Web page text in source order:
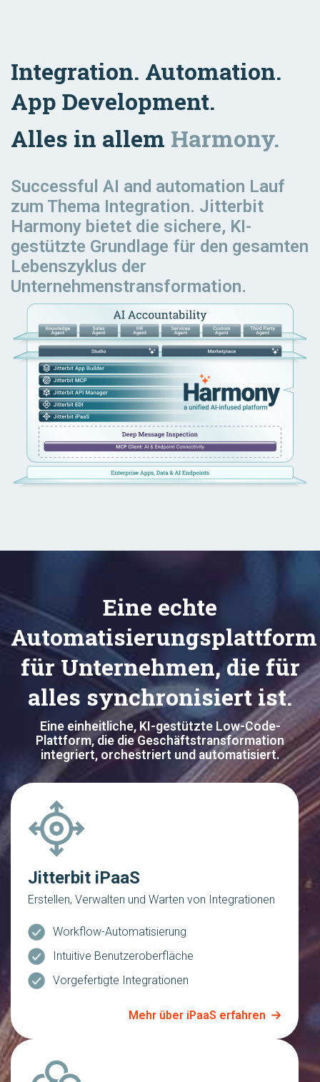
Integration. Automation.
App Development.
Alles in allem Harmony.
Successful AI and automation Lauf
zum Thema Integration. Jitterbit
Harmony bietet die sichere, KI-
gestützte Grundlage für den gesamten
Lebenszyklus der
Unternehmenstransformation.
Eine echte
Automatisierungsplattform
für Unternehmen, die für
alles synchronisiert ist.
Eine einheitliche, KI-gestützte Low-Code-
Plattform, die die Geschäftstransformation
integriert, orchestriert und automatisiert.
Jitterbit iPaaS
Erstellen, Verwalten und Warten von Integrationen
Workflow-Automatisierung
Intuitive Benutzeroberfläche
Vorgefertigte Integrationen
Mehr über iPaaS erfahren